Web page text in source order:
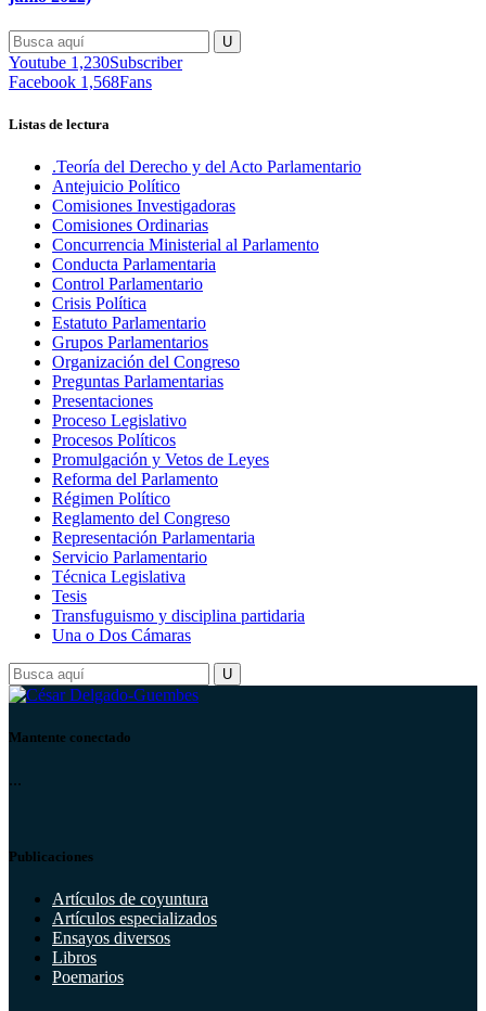
Youtube 1,230Subscriber
Facebook 1,568Fans
Listas de lectura
.Teoría del Derecho y del Acto Parlamentario
Antejuicio Político
Comisiones Investigadoras
Comisiones Ordinarias
Concurrencia Ministerial al Parlamento
Conducta Parlamentaria
Control Parlamentario
Crisis Política
Estatuto Parlamentario
Grupos Parlamentarios
Organización del Congreso
Preguntas Parlamentarias
Presentaciones
Proceso Legislativo
Procesos Políticos
Promulgación y Vetos de Leyes
Reforma del Parlamento
Régimen Político
Reglamento del Congreso
Representación Parlamentaria
Servicio Parlamentario
Técnica Legislativa
Tesis
Transfuguismo y disciplina partidaria
Una o Dos Cámaras
Mantente conectado
...
Publicaciones
Artículos de coyuntura
Artículos especializados
Ensayos diversos
Libros
Poemarios